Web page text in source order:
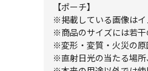
【ポーチ】
※掲載している画像はイ
※商品のサイズには若干
※変形・変質・火災の原
※直射日光の当たる場所